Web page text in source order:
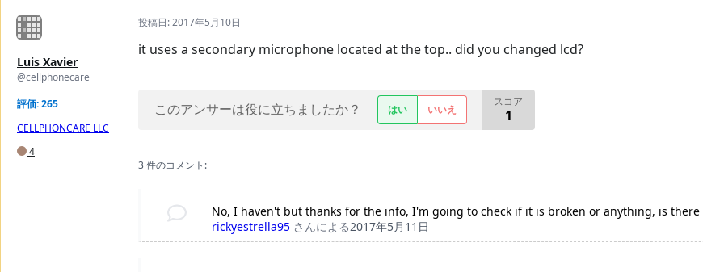
Luis Xavier
@cellphonecare
評価: 265
CELLPHONCARE LLC
4
投稿日:2017年5月10日
it uses a secondary microphone located at the top.. did you changed lcd?
このアンサーは役に立ちましたか？ はい いいえ
スコア
1
3 件のコメント:
No, I haven't but thanks for the info, I'm going to check if it is broken or anything, is
rickyestrella95 さんによる2017年5月11日